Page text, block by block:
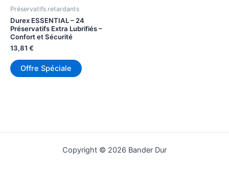
Préservatifs retardants
Durex ESSENTIAL – 24
Préservatifs Extra Lubrifiés –
Confort et Sécurité
13,81 €
Offre Spéciale
Copyright © 2026 Bander Dur